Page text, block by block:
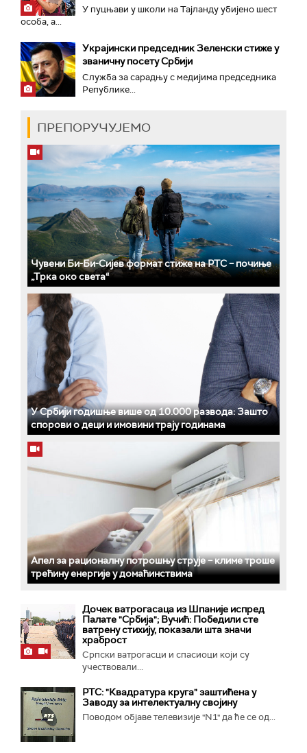
У пуцњави у школи на Тајланду убијено шест
особа, а...
Украјински председник Зеленски стиже у
званичну посету Србији
Служба за сарадњу с медијима председника
Републике...
ПРЕПОРУЧУЈЕМО
Чувени Би-Би-Сијев формат стиже на РТС – почиње
„Трка око света“
У Србији годишње више од 10.000 развода: Зашто
спорови о деци и имовини трају годинама
Апел за рационалну потрошњу струје – климе троше
трећину енергије у домаћинствима
Дочек ватрогасаца из Шпаније испред
Палате "Србија"; Вучић: Победили сте
ватрену стихију, показали шта значи
храброст
Српски ватрогасци и спасиоци који су
учествовали...
РТС: "Квадратура круга" заштићена у
Заводу за интелектуалну својину
Поводом објаве телевизије "N1" да ће се од...